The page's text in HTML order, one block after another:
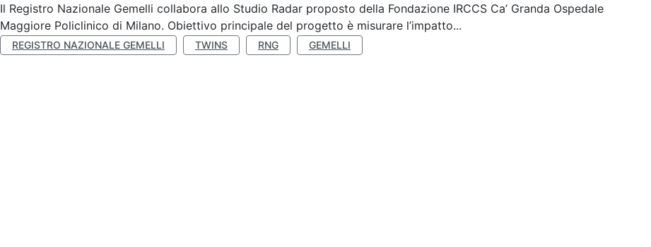
Il Registro Nazionale Gemelli collabora allo Studio Radar proposto della Fondazione IRCCS Ca’ Granda Ospedale
Maggiore Policlinico di Milano. Obiettivo principale del progetto è misurare l’impatto...
REGISTRO NAZIONALE GEMELLI TWINS RNG GEMELLI